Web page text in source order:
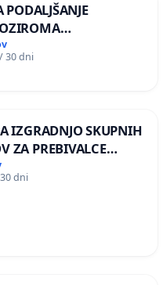
PODALJŠANJE
PONOVNO
GOSPODA BERNARDA
NA VELEPOSLANIŠTVO
30 dni
IZGRADNJO SKUPNIH
ZA PREBIVALCE
dni